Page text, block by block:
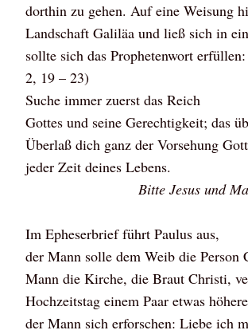
dorthin zu gehen. Auf eine Weisung
Landschaft Galiläa und ließ sich in
sollte sich das Prophetenwort
2, 19 – 23)
Suche immer zuerst das Reich
Gottes und seine Gerechtigkeit; das
Überlaß dich ganz der Vorsehung
jeder Zeit deines Lebens.
Bitte Jesus und
Im Epheserbrief führt Paulus aus,
der Mann solle dem Weib die
Mann die Kirche, die Braut Christi,
Hochzeitstag einem Paar etwas
der Mann sich erforschen: Liebe ich